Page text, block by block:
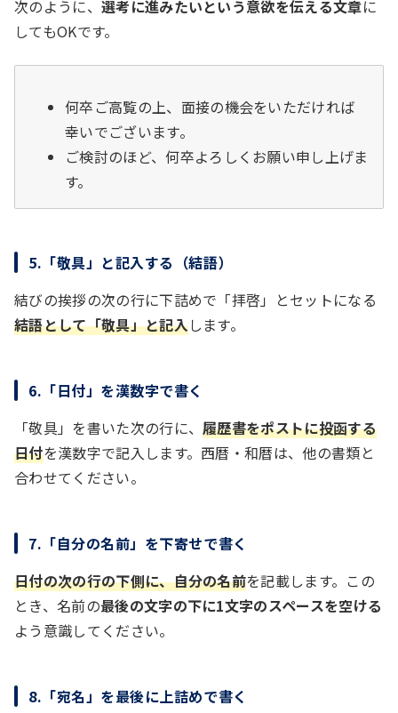
次のように、 選考に進みたいという意欲を伝える文章に
してもOKです。
何卒ご高覧の上、面接の機会をいただければ
幸いでございます。
ご検討のほど、何卒よろしくお願い申し上げま
す。
5.「敬具」と記入する（結語）
結びの挨拶の次の行に下詰めで「拝啓」とセットになる
結語として「敬具」と記入します。
6.「日付」を漢数字で書く
「敬具」を書いた次の行に、履歴書をポストに投函する
日付を漢数字で記入します。西暦・和暦は、他の書類と
合わせてください。
7.「自分の名前」を下寄せで書く
日付の次の行の下側に、自分の名前を記載します。この
とき、名前の最後の文字の下に1文字のスペースを空ける
よう意識してください。
8.「宛名」を最後に上詰めで書く